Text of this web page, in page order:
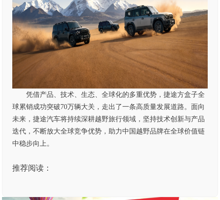
凭借产品、技术、生态、全球化的多重优势，捷途方盒子全
球累销成功突破70万辆大关，走出了一条高质量发展道路。面向
未来，捷途汽车将持续深耕越野旅行领域，坚持技术创新与产品
迭代，不断放大全球竞争优势，助力中国越野品牌在全球价值链
中稳步向上。
推荐阅读：